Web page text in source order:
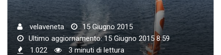
velaveneta
15 Giugno 2015
Ultimo aggiornamento: 15 Giugno 2015 8:59
1.022
3 minuti di lettura